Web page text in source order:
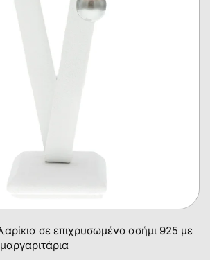
σε επιχρυσωμένο ασήμι 925 με